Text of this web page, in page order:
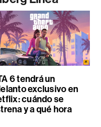
6 tendrá un
exclusivo en
cuándo se
y a qué hora